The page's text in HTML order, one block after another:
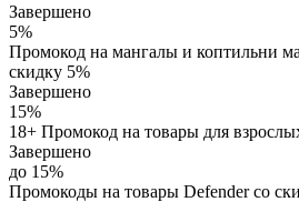
Завершено
5%
Промокод на мангалы и коптильни
скидку 5%
Завершено
15%
18+ Промокод на товары для
Завершено
до 15%
Промокоды на товары Defender со